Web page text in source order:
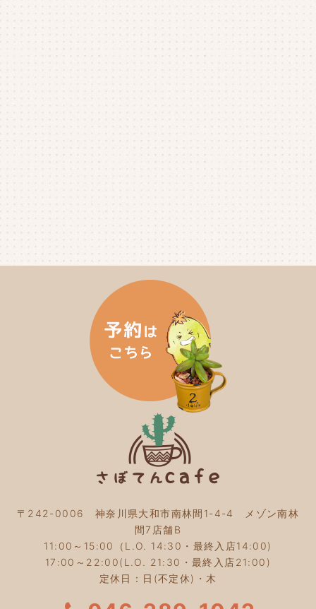
2025年7月
2025年2月
(4)
2024年6月
2024年4月
(4)
(5)
2024年2月(5)
2024年1月(3)
2023年12月(4)
2023年11月(4)
2023年10月(5)
2023年9月(2)
2023年8月
2023年7月(4)
2023年6月(5)
2023年5月 (2)
2023年4月 (2)
2023年2月(4)
2023年1月(3)
2022年12月(4)
2022年11月(4)
2022年10月 (4)
〒242-0006 神奈川県大和市南林間1-4-4 メゾン南林
間7店舗B
11:00～15:00（L.O. 14:30・最終入店14:00)
17:00～22:00(L.O. 21:30・最終入店21:00)
定休日：日(不定休)・木